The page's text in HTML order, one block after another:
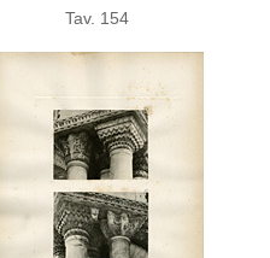
Tav. 154